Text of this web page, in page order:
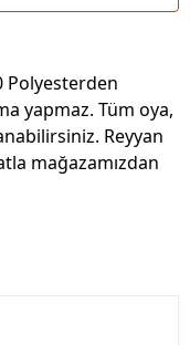
Polyesterden
yapmaz. Tüm oya,
Reyyan
mağazamızdan